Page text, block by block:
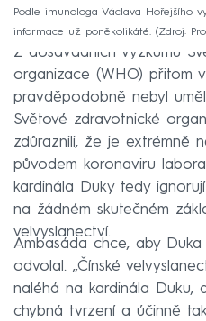
Podle imunologa Václava Hořejšího
informace už poněkolikáté.
Zdroj:
Z dosavadních výzkumů
organizace (WHO) přitom
pravděpodobně nebyl
Světové zdravotnické
zdůraznili, že je extrémně
původem koronaviru
kardinála Duky tedy
na žádném skutečném
velvyslanectví.
Ambasáda chce, aby
odvolal. „Čínské
naléhá na kardinála Duku,
chybná tvrzení a účinně